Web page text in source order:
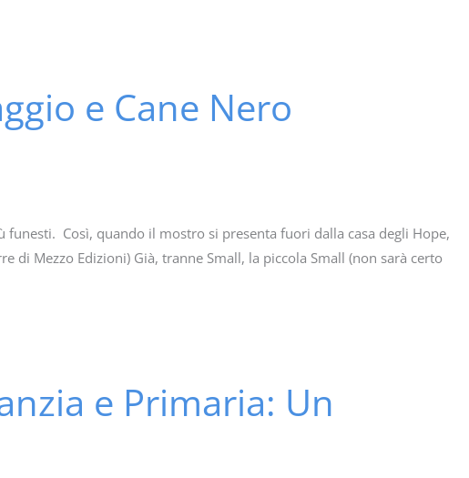
e Cane Nero
Così, quando il mostro si presenta fuori dalla casa degli Hope,
di Mezzo Edizioni) Già, tranne Small, la piccola Small (non sarà certo
e Primaria: Un